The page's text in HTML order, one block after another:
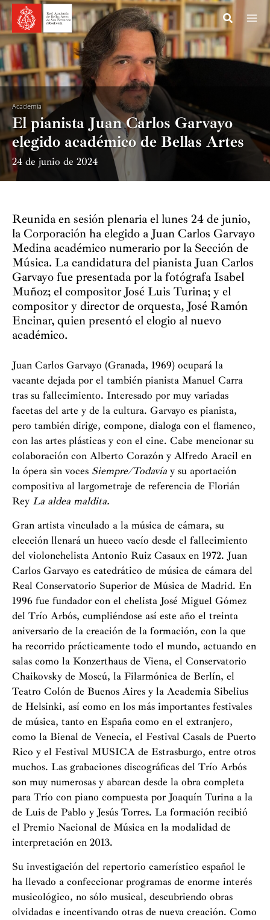
Ir
al
contenido
Academia
El pianista Juan Carlos Garvayo
elegido académico de Bellas Artes
24 de junio de 2024
Reunida en sesión plenaria el lunes 24 de junio,
la Corporación ha elegido a Juan Carlos Garvayo
Medina académico numerario por la Sección de
Música. La candidatura del pianista Juan Carlos
Garvayo fue presentada por la fotógrafa Isabel
Muñoz; el compositor José Luis Turina; y el
compositor y director de orquesta, José Ramón
Encinar, quien presentó el elogio al nuevo
académico.
Juan Carlos Garvayo (Granada, 1969) ocupará la
vacante dejada por el también pianista Manuel Carra
tras su fallecimiento. Interesado por muy variadas
facetas del arte y de la cultura. Garvayo es pianista,
pero también dirige, compone, dialoga con el flamenco,
con las artes plásticas y con el cine. Cabe mencionar su
colaboración con Alberto Corazón y Alfredo Aracil en
la ópera sin voces Siempre/Todavía y su aportación
compositiva al largometraje de referencia de Florián
Rey La aldea maldita.
Gran artista vinculado a la música de cámara, su
elección llenará un hueco vacío desde el fallecimiento
del violonchelista Antonio Ruiz Casaux en 1972. Juan
Carlos Garvayo es catedrático de música de cámara del
Real Conservatorio Superior de Música de Madrid. En
1996 fue fundador con el chelista José Miguel Gómez
del Trío Arbós, cumpliéndose así este año el treinta
aniversario de la creación de la formación, con la que
ha recorrido prácticamente todo el mundo, actuando en
salas como la Konzerthaus de Viena, el Conservatorio
Chaikovsky de Moscú, la Filarmónica de Berlín, el
Teatro Colón de Buenos Aires y la Academia Sibelius
de Helsinki, así como en los más importantes festivales
de música, tanto en España como en el extranjero,
como la Bienal de Venecia, el Festival Casals de Puerto
Rico y el Festival MUSICA de Estrasburgo, entre otros
muchos. Las grabaciones discográficas del Trío Arbós
son muy numerosas y abarcan desde la obra completa
para Trío con piano compuesta por Joaquín Turina a la
de Luis de Pablo y Jesús Torres. La formación recibió
el Premio Nacional de Música en la modalidad de
interpretación en 2013.
Su investigación del repertorio camerístico español le
ha llevado a confeccionar programas de enorme interés
musicológico, no sólo musical, descubriendo obras
olvidadas e incentivando otras de nueva creación. Como